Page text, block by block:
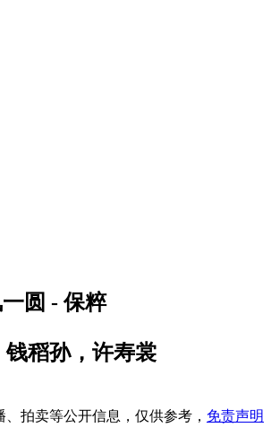
圆 - 保粹
稻孙，许寿裳
拍卖等公开信息，仅供参考， 免责声明